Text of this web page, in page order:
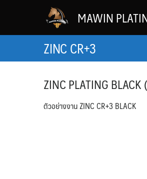
MAWIN
ZINC CR+3
ZINC PLATING
ตัวอย่างงาน ZINC CR+3 BLACK